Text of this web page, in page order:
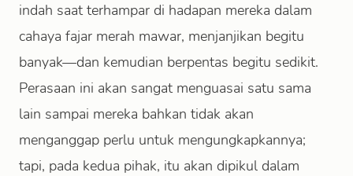
indah saat terhampar di hadapan mereka dalam
cahaya fajar merah mawar, menjanjikan begitu
banyak—dan kemudian berpentas begitu sedikit.
Perasaan ini akan sangat menguasai satu sama
lain sampai mereka bahkan tidak akan
menganggap perlu untuk mengungkapkannya;
tapi, pada kedua pihak, itu akan dipikul dalam